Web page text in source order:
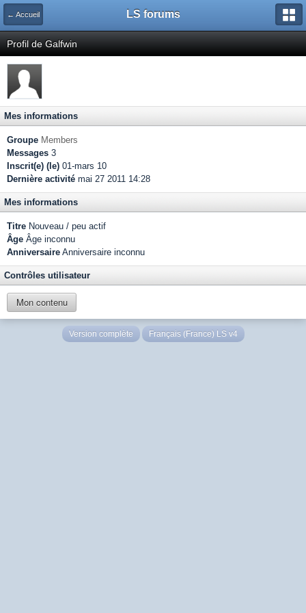
← Accueil LS forums
Profil de Galfwin
Mes informations
Groupe Members
Messages 3
Inscrit(e) (le) 01-mars 10
Dernière activité mai 27 2011 14:28
Mes informations
Titre Nouveau / peu actif
Âge Âge inconnu
Anniversaire Anniversaire inconnu
Contrôles utilisateur
Mon contenu
Version complète Français (France) LS v4